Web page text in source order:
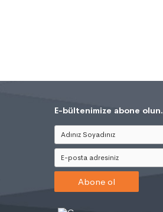
E-bültenimize abone olun.
Abone ol